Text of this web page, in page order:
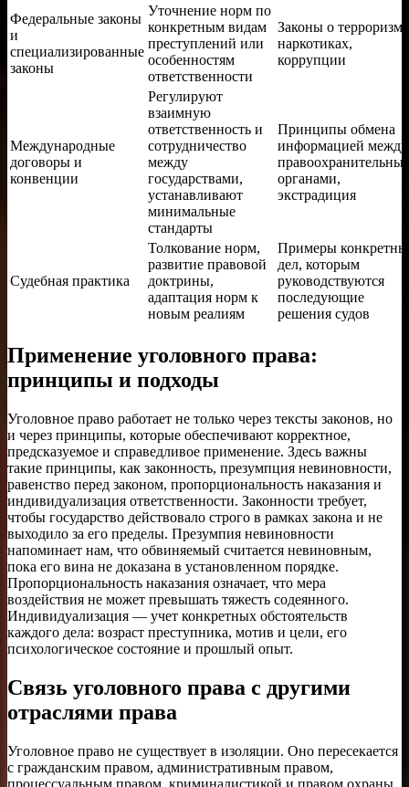
Федеральные законы
и
специализированные
законы
Уточнение норм по
конкретным видам
преступлений или
особенностям
ответственности
Законы о
наркотиках,
коррупции
Международные
договоры и
конвенции
Регулируют
взаимную
ответственность и
сотрудничество
между
государствами,
устанавливают
минимальные
стандарты
Принципы обмена
информацией между
органами,
экстрадиция
Судебная практика
Толкование норм,
развитие правовой
доктрины,
адаптация норм к
новым реалиям
Примеры
дел, которым
руководствуются
последующие
решения судов
Применение уголовного права:
принципы и подходы
Уголовное право работает не только через тексты законов, но
и через принципы, которые обеспечивают корректное,
предсказуемое и справедливое применение. Здесь важны
такие принципы, как законность, презумпция невиновности,
равенство перед законом, пропорциональность наказания и
индивидуализация ответственности. Законности требует,
чтобы государство действовало строго в рамках закона и не
выходило за его пределы. Презумпия невиновности
напоминает нам, что обвиняемый считается невиновным,
пока его вина не доказана в установленном порядке.
Пропорциональность наказания означает, что мера
воздействия не может превышать тяжесть содеянного.
Индивидуализация — учет конкретных обстоятельств
каждого дела: возраст преступника, мотив и цели, его
психологическое состояние и прошлый опыт.
Связь уголовного права с другими
отраслями права
Уголовное право не существует в изоляции. Оно пересекается
с гражданским правом, административным правом,
процессуальным правом, криминалистикой и правом охраны